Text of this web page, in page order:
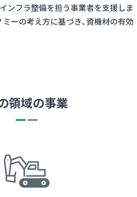
ンフラ整備を担う事業者を支援しま
ーの考え方に基づき、 資機材の有効
領域の事業